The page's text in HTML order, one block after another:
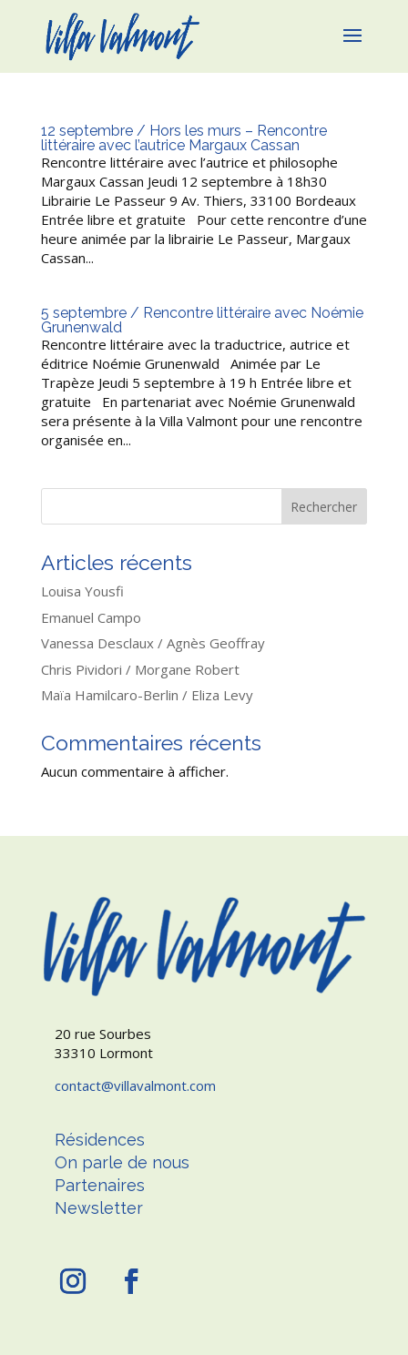
12 septembre / Hors les murs – Rencontre
littéraire avec l’autrice Margaux Cassan
Rencontre littéraire avec l’autrice et philosophe
Margaux Cassan Jeudi 12 septembre à 18h30
Librairie Le Passeur 9 Av. Thiers, 33100 Bordeaux
Entrée libre et gratuite Pour cette rencontre d’une
heure animée par la librairie Le Passeur, Margaux
Cassan...
5 septembre / Rencontre littéraire avec Noémie
Grunenwald
Rencontre littéraire avec la traductrice, autrice et
éditrice Noémie Grunenwald Animée par Le
Trapèze Jeudi 5 septembre à 19 h Entrée libre et
gratuite En partenariat avec Noémie Grunenwald
sera présente à la Villa Valmont pour une rencontre
organisée en...
Rechercher
Articles récents
Louisa Yousfi
Emanuel Campo
Vanessa Desclaux / Agnès Geoffray
Chris Pividori / Morgane Robert
Maïa Hamilcaro-Berlin / Eliza Levy
Commentaires récents
Aucun commentaire à afficher.
20 rue Sourbes
33310 Lormont
contact
villavalmont.com
Résidences
On parle de nous
Partenaires
Newsletter